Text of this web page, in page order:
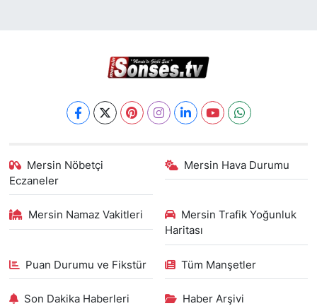
Mersin Nöbetçi
Eczaneler
Mersin Hava Durumu
Mersin Namaz Vakitleri
Mersin Trafik Yoğunluk
Haritası
Puan Durumu ve Fikstür Tüm Manşetler
Son Dakika Haberleri Haber Arşivi